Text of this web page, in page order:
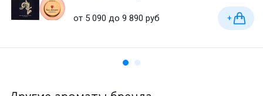
от 5 090 до 9 890 руб +